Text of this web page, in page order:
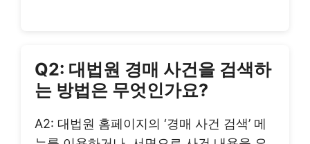
Q2: 대법원 경매 사건을 검색하
는 방법은 무엇인가요?
A2: 대법원 홈페이지의 ‘경매 사건 검색’ 메